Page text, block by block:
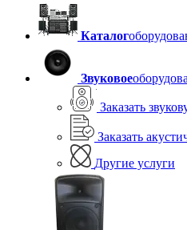
Каталог
Звуковое
Заказать
Заказать
Другие услуги